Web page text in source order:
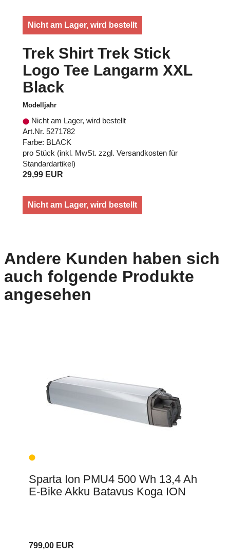
Nicht am Lager, wird bestellt
Trek Shirt Trek Stick
Logo Tee Langarm XXL
Black
Modelljahr
Nicht am Lager, wird bestellt
Art.Nr. 5271782
Farbe: BLACK
pro Stück (inkl. MwSt. zzgl. Versandkosten für
Standardartikel)
29,99 EUR
Nicht am Lager, wird bestellt
Andere Kunden haben sich
auch folgende Produkte
angesehen
Sparta Ion PMU4 500 Wh 13,4 Ah
E-Bike Akku Batavus Koga ION
799,00 EUR